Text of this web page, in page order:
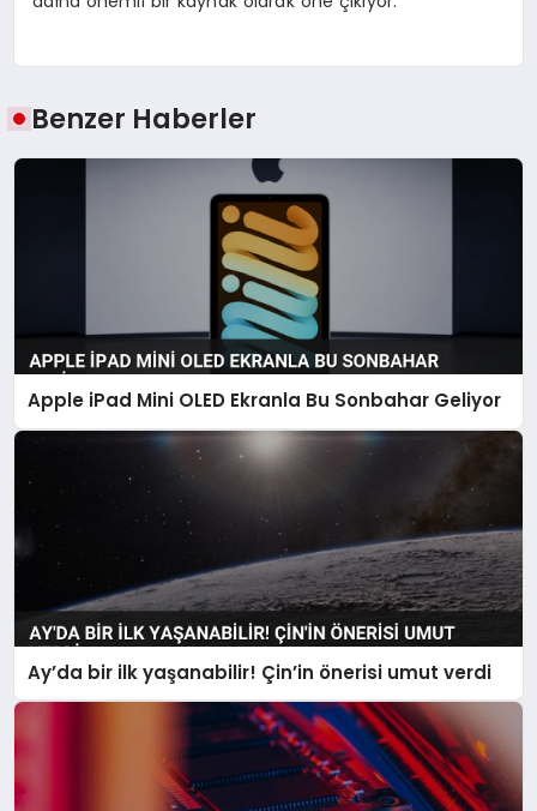
Benzer Haberler
Apple iPad Mini OLED Ekranla Bu Sonbahar Geliyor
Ay’da bir ilk yaşanabilir! Çin’in önerisi umut verdi